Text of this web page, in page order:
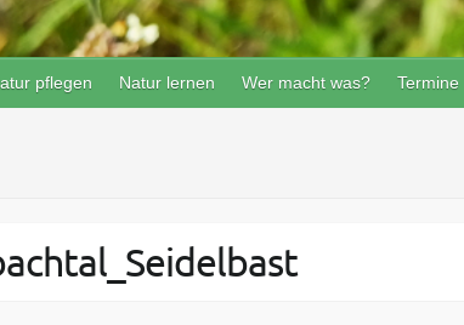
pflegen Natur lernen Wer macht was? Termine